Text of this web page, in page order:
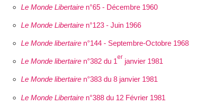
Le Monde Libertairen°65 - Décembre 1960
Le Monde Libertairen°123 - Juin 1966
Le Monde libertairen°144 - Septembre-Octobre 1968
Le Monde libertairen°382 du 1er janvier 1981
Le Monde libertairen°383 du 8 janvier 1981
Le Monde Libertairen°388 du 12 Février 1981